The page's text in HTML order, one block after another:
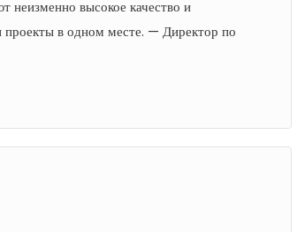
неизменно высокое качество и
в одном месте. — Директор по